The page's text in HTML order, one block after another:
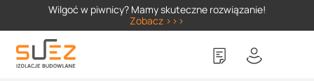
Wilgoć w piwnicy? Mamy skuteczne rozwiązanie!
Zobacz >>>